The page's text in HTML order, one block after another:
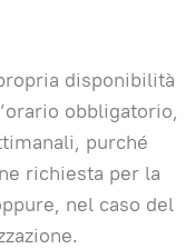
disponibilità
obbligatorio,
purché
richiesta per la
nel caso del